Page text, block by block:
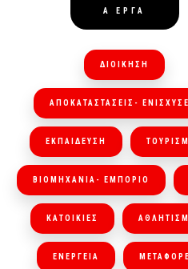
Α ΕΡΓΑ
ΔΙΟΙΚΗΣΗ
ΑΠΟΚΑΤΑΣΤΑΣΕΙΣ-
ΕΚΠΑΙΔΕΥΣΗ
ΒΙΟΜΗΧΑΝΙΑ- ΕΜΠΟΡΙΟ
ΚΑΤΟΙΚΙΕΣ
ΕΝΕΡΓΕΙΑ